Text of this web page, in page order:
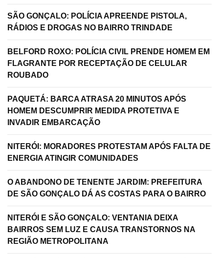
SÃO GONÇALO: POLÍCIA APREENDE PISTOLA,
RÁDIOS E DROGAS NO BAIRRO TRINDADE
BELFORD ROXO: POLÍCIA CIVIL PRENDE HOMEM EM
FLAGRANTE POR RECEPTAÇÃO DE CELULAR
ROUBADO
PAQUETÁ: BARCA ATRASA 20 MINUTOS APÓS
HOMEM DESCUMPRIR MEDIDA PROTETIVA E
INVADIR EMBARCAÇÃO
NITERÓI: MORADORES PROTESTAM APÓS FALTA DE
ENERGIA ATINGIR COMUNIDADES
O ABANDONO DE TENENTE JARDIM: PREFEITURA
DE SÃO GONÇALO DÁ AS COSTAS PARA O BAIRRO
NITERÓI E SÃO GONÇALO: VENTANIA DEIXA
BAIRROS SEM LUZ E CAUSA TRANSTORNOS NA
REGIÃO METROPOLITANA